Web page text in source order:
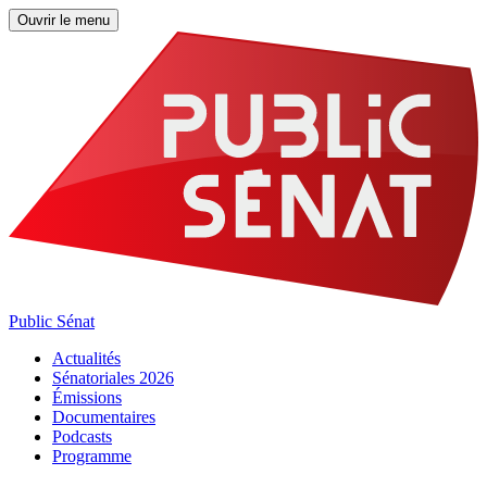
Ouvrir le menu
Public Sénat
Actualités
Sénatoriales 2026
Émissions
Documentaires
Podcasts
Programme